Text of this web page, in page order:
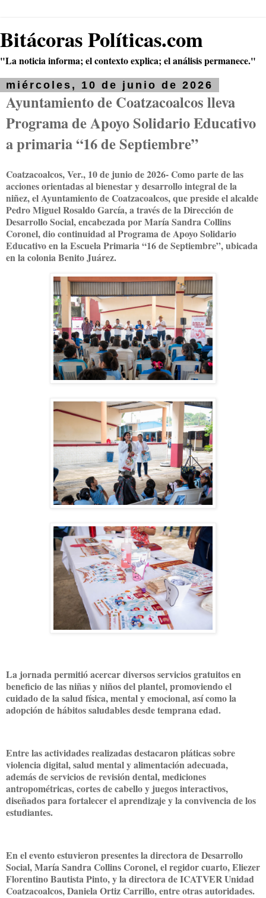
Bitácoras Políticas.com
"La noticia informa; el contexto explica; el análisis permanece."
miércoles, 10 de junio de 2026
Ayuntamiento de Coatzacoalcos lleva
Programa de Apoyo Solidario Educativo
a primaria “16 de Septiembre”
Coatzacoalcos, Ver., 10 de junio de 2026- Como parte de las
acciones orientadas al bienestar y desarrollo integral de la
niñez, el Ayuntamiento de Coatzacoalcos, que preside el alcalde
Pedro Miguel Rosaldo García, a través de la Dirección de
Desarrollo Social, encabezada por María Sandra Collins
Coronel, dio continuidad al Programa de Apoyo Solidario
Educativo en la Escuela Primaria “16 de Septiembre”, ubicada
en la colonia Benito Juárez.
La jornada permitió acercar diversos servicios gratuitos en
beneficio de las niñas y niños del plantel, promoviendo el
cuidado de la salud física, mental y emocional, así como la
adopción de hábitos saludables desde temprana edad.
Entre las actividades realizadas destacaron pláticas sobre
violencia digital, salud mental y alimentación adecuada,
además de servicios de revisión dental, mediciones
antropométricas, cortes de cabello y juegos interactivos,
diseñados para fortalecer el aprendizaje y la convivencia de los
estudiantes.
En el evento estuvieron presentes la directora de Desarrollo
Social, María Sandra Collins Coronel, el regidor cuarto, Eliezer
Florentino Bautista Pinto, y la directora de ICATVER Unidad
Coatzacoalcos, Daniela Ortiz Carrillo, entre otras autoridades.